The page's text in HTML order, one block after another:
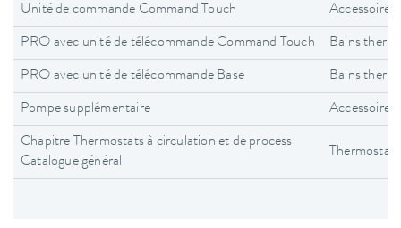
Unité de commande Command Touch Accessoires
PRO avec unité de télécommande Command Touch Bains
PRO avec unité de télécommande Base Bains
Pompe supplémentaire Accessoires
Chapitre Thermostats à circulation et de process
Catalogue général